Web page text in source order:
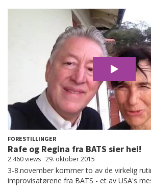
FORESTILLINGER
Rafe og Regina fra BATS sier hei!
2.460 views 29. oktober 2015
3-8.november kommer to av de virkelig
improvisatørene fra BATS - et av USA's